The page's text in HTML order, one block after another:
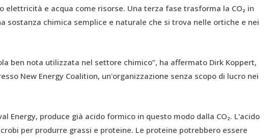
elettricità e acqua come risorse. Una terza fase trasforma la CO₂ in
sostanza chimica semplice e naturale che si trova nelle ortiche e nei
ben nota utilizzata nel settore chimico”, ha affermato Dirk Koppert,
New Energy Coalition, un'organizzazione senza scopo di lucro nei
Energy, produce già acido formico in questo modo dalla CO₂. L'acido
per produrre grassi e proteine. Le proteine potrebbero essere